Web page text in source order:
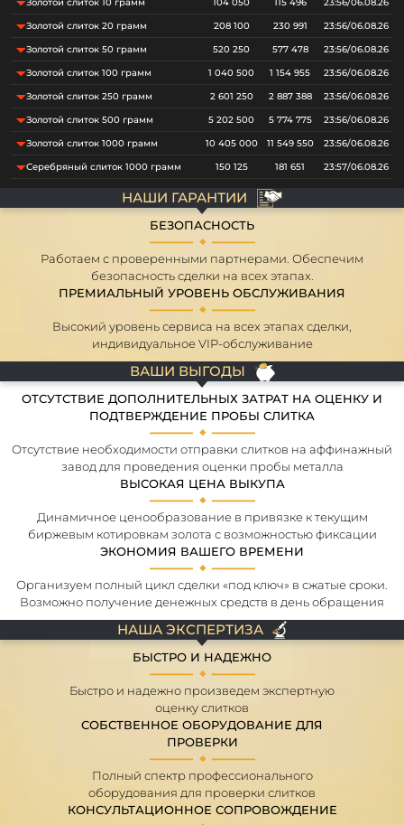
Золотой слиток 20 грамм
208 100 230 991
23:56/06.08.26
Золотой слиток 50 грамм
520 250 577 478
23:56/06.08.26
Золотой слиток 100 грамм
1 040 500 1 154 955
23:56/06.08.26
Золотой слиток 250 грамм
2 601 250 2 887 388
23:56/06.08.26
Золотой слиток 500 грамм
5 202 500 5 774 775
23:56/06.08.26
Золотой слиток 1000 грамм
10 405 000 11 549 550
23:56/06.08.26
Серебряный слиток 1000 грамм
150 125 181 651 23:57/06.08.26
НАШИ ГАРАНТИИ
БЕЗОПАСНОСТЬ
Работаем с проверенными партнерами. Обеспечим
безопасность сделки на всех этапах.
ПРЕМИАЛЬНЫЙ УРОВЕНЬ ОБСЛУЖИВАНИЯ
Высокий уровень сервиса на всех этапах сделки,
индивидуальное VIP-обслуживание
ВАШИ ВЫГОДЫ
ОТСУТСТВИЕ ДОПОЛНИТЕЛЬНЫХ ЗАТРАТ НА ОЦЕНКУ И
ПОДТВЕРЖДЕНИЕ ПРОБЫ СЛИТКА
Отсутствие необходимости отправки слитков на аффинажный
завод для проведения оценки пробы металла
ВЫСОКАЯ ЦЕНА ВЫКУПА
Динамичное ценообразование в привязке к текущим
биржевым котировкам золота с возможностью фиксации
ЭКОНОМИЯ ВАШЕГО ВРЕМЕНИ
Организуем полный цикл сделки «под ключ» в сжатые сроки.
Возможно получение денежных средств в день обращения
НАША ЭКСПЕРТИЗА
БЫСТРО И НАДЕЖНО
Быстро и надежно произведем экспертную
оценку слитков
СОБСТВЕННОЕ ОБОРУДОВАНИЕ ДЛЯ
ПРОВЕРКИ
Полный спектр профессионального
оборудования для проверки слитков
КОНСУЛЬТАЦИОННОЕ СОПРОВОЖДЕНИЕ